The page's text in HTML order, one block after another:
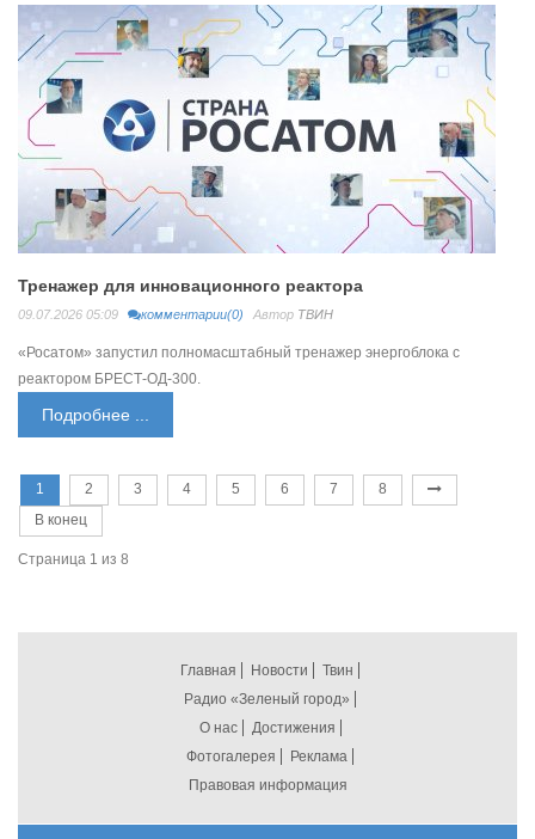
Тренажер для инновационного реактора
09.07.2026 05:09 комментарии(0) Автор ТВИН
«Росатом» запустил полномасштабный тренажер энергоблока с
реактором БРЕСТ-ОД-300.
Подробнее ...
1 2 3 4 5 6 7
8
В конец
Страница 1 из 8
Главная Новости
Твин
Радио «Зеленый город»
О нас
Достижения
Фотогалерея
Реклама
Правовая информация